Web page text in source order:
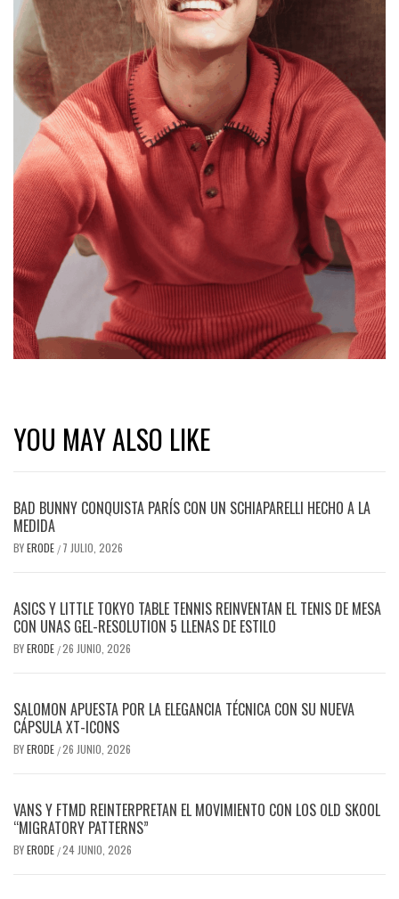
YOU MAY ALSO LIKE
BAD BUNNY CONQUISTA PARÍS CON UN SCHIAPARELLI HECHO A LA
MEDIDA
BYERODE / 7 JULIO, 2026
ASICS Y LITTLE TOKYO TABLE TENNIS REINVENTAN EL TENIS DE MESA
CON UNAS GEL-RESOLUTION 5 LLENAS DE ESTILO
BYERODE /26 JUNIO, 2026
SALOMON APUESTA POR LA ELEGANCIA TÉCNICA CON SU NUEVA
CÁPSULA XT-ICONS
BYERODE /26 JUNIO, 2026
VANS Y FTMD REINTERPRETAN EL MOVIMIENTO CON LOS OLD SKOOL
“MIGRATORY PATTERNS”
BYERODE /24 JUNIO, 2026